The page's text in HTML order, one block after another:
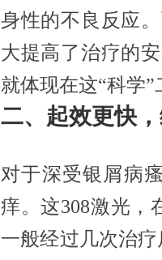
身性的不良反应
大提高了治疗的
就体现在这“科学”
二、起效更快
对于深受银屑病
痒。这308激光，
一般经过几次治